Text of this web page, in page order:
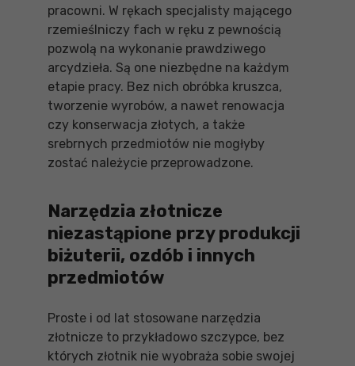
pracowni. W rękach specjalisty mającego
rzemieślniczy fach w ręku z pewnością
pozwolą na wykonanie prawdziwego
arcydzieła. Są one niezbędne na każdym
etapie pracy. Bez nich obróbka kruszca,
tworzenie wyrobów, a nawet renowacja
czy konserwacja złotych, a także
srebrnych przedmiotów nie mogłyby
zostać należycie przeprowadzone.
Narzędzia złotnicze
niezastąpione przy produkcji
biżuterii, ozdób i innych
przedmiotów
Proste i od lat stosowane narzędzia
złotnicze to przykładowo szczypce, bez
których złotnik nie wyobraża sobie swojej